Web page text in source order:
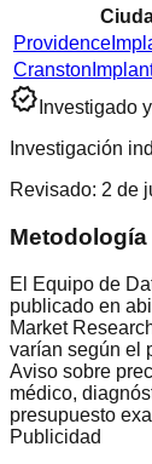
Providence
Cranston
verified Investigado
Investigación
Revisado: 2 de
El Equipo de
publicado en
Market
varían según el
Aviso sobre
médico,
presupuesto
Publicidad